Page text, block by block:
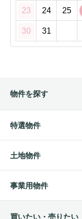
23 24 25
30 31
物件を探す
特選物件
土地物件
事業用物件
買いたい・売りたい